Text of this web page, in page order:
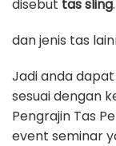
disebut tas sling
dan jenis tas
Jadi anda
sesuai dengan
Pengrajin Tas
event seminar